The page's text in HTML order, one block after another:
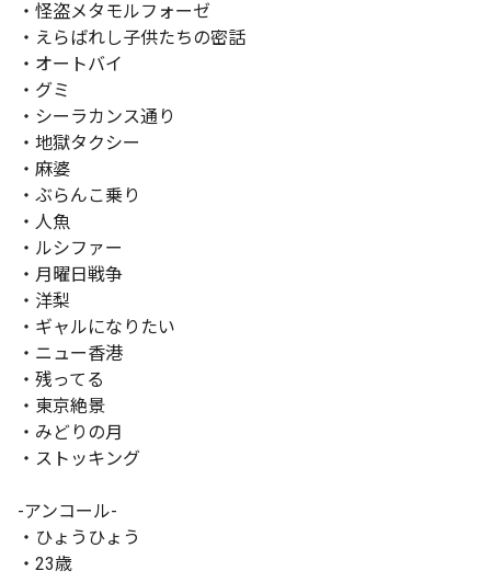
・怪盗メタモルフォーゼ
・えらばれし子供たちの密話
・オートバイ
・グミ
・シーラカンス通り
・地獄タクシー
・麻婆
・ぶらんこ乗り
・人魚
・ルシファー
・月曜日戦争
・洋梨
・ギャルになりたい
・ニュー香港
・残ってる
・東京絶景
・みどりの月
・ストッキング
-アンコール-
・ひょうひょう
・23歳